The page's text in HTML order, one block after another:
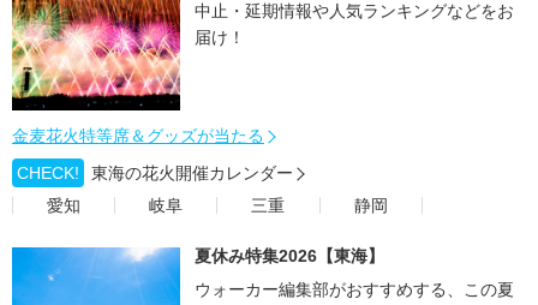
中止・延期情報や人気ランキングなどをお
届け！
金麦花火特等席＆グッズが当たる
CHECK!
東海の花火開催カレンダー
愛知
岐阜 三重 静岡
夏休み特集2026【東海】
ウォーカー編集部がおすすめする、この夏